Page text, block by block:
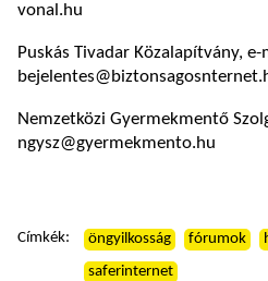
vonal.hu
Puskás Tivadar Közalapítvány, e-
Nemzetközi Gyermekmentő
ngysz@gyermekmento.hu
Címkék: öngyilkosság fórumok
saferinternet